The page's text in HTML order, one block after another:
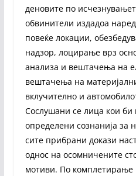
деновите по
обвинители издадоа
повеќе локации,
надзор, лоцирање врз
анализа и вештачења на
вештачења на
вклучително и
Сослушани се лица кои
определени сознанија за
сите прибрани докази
однос на осомничените
мотиви. По комплетирање